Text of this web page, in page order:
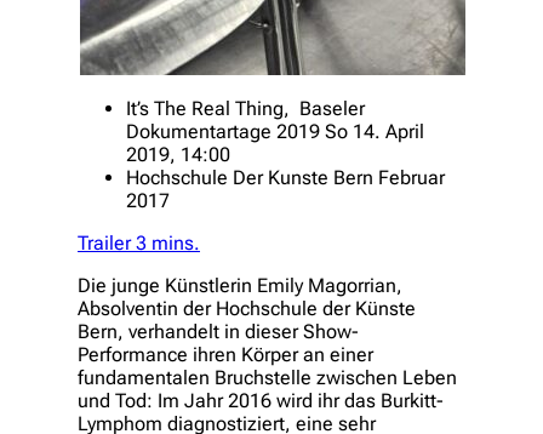
It’s The Real Thing, Baseler
Dokumentartage 2019 So 14. April
2019, 14:00
Hochschule Der Kunste Bern Februar
2017
Trailer 3 mins.
Die junge Künstlerin Emily Magorrian,
Absolventin der Hochschule der Künste
Bern, verhandelt in dieser Show-
Performance ihren Körper an einer
fundamentalen Bruchstelle zwischen Leben
und Tod: Im Jahr 2016 wird ihr das Burkitt-
Lymphom diagnostiziert, eine sehr